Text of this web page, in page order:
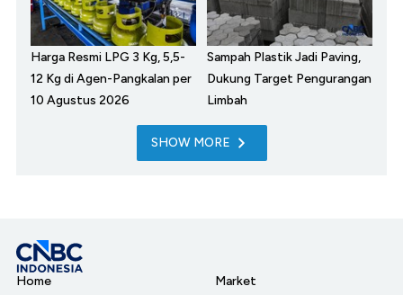
Harga Resmi LPG 3 Kg, 5,5-
12 Kg di Agen-Pangkalan per
10 Agustus 2026
Sampah Plastik Jadi Paving,
Dukung Target Pengurangan
Limbah
SHOW MORE
Home
Market